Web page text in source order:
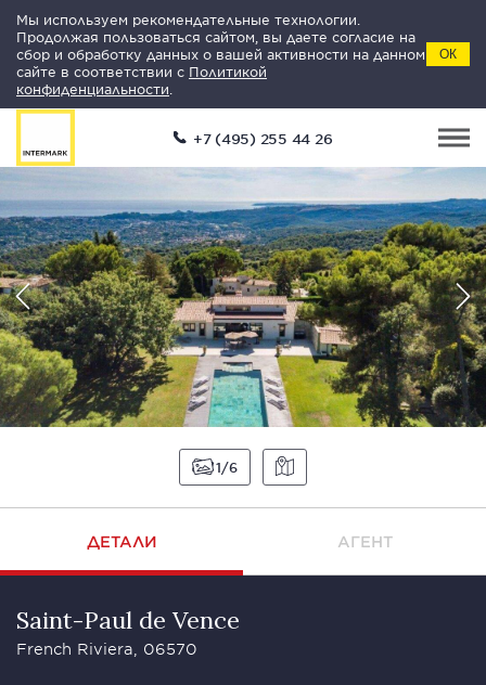
Мы используем рекомендательные технологии.
Продолжая пользоваться сайтом, вы даете согласие на
сбор и обработку данных о вашей активности на данном
сайте в соответствии с Политикой
конфиденциальности
ОК
+7 (495) 255 44 26
1 6
ДЕТАЛИ АГЕНТ
Saint-Paul de Vence
French Riviera, 06570